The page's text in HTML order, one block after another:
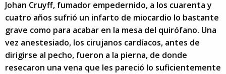
Johan Cruyff, fumador empedernido, a los cuarenta y
cuatro años sufrió un infarto de miocardio lo bastante
grave como para acabar en la mesa del quirófano. Una
vez anestesiado, los cirujanos cardíacos, antes de
dirigirse al pecho, fueron a la pierna, de donde
resecaron una vena que les pareció lo suficientemente